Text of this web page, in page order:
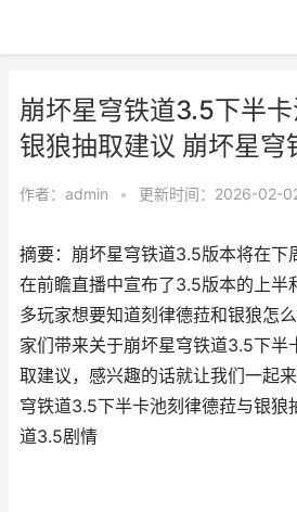
崩坏星穹铁道3.5下半
银狼抽取建议 崩坏星穹
作者： admin • 更新时间：2026-02-
摘要：崩坏星穹铁道3.5版本将在下
在前瞻直播中宣布了3.5版本的上半
多玩家想要知道刻律德菈和银狼怎
家们带来关于崩坏星穹铁道3.5下半
取建议，感兴趣的话就让我们一起
穹铁道3.5下半卡池刻律德菈与银狼
道3.5剧情